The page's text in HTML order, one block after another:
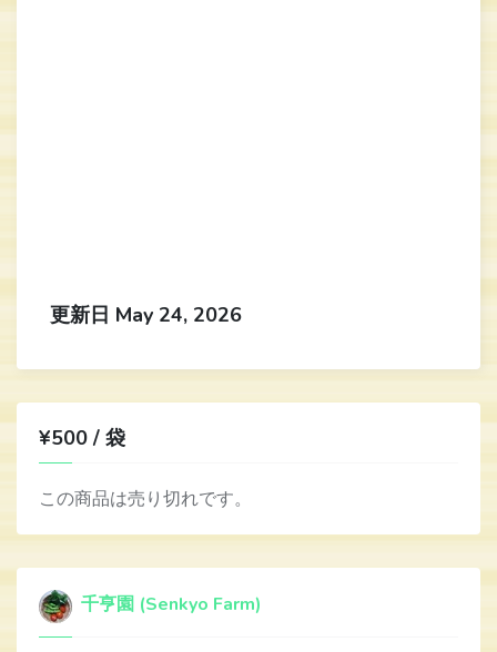
更新日 May 24, 2026
¥500 / 袋
この商品は売り切れです。
千亨園 (Senkyo Farm)